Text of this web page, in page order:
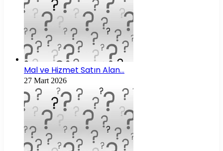
Mal ve Hizmet Satın Alan…
27 Mart 2026